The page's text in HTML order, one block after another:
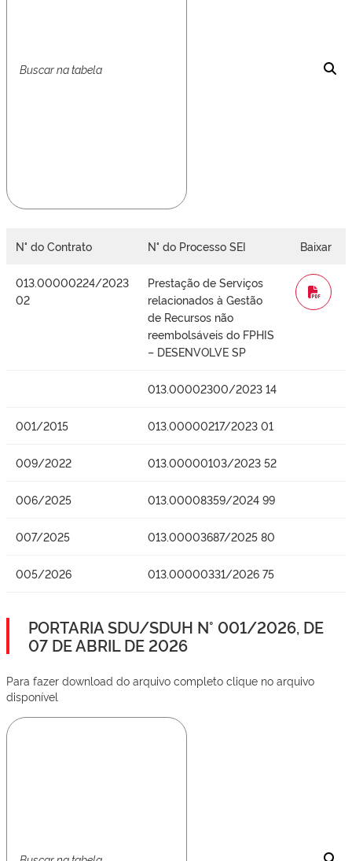
N° do Contrato N° do Processo SEI Baixar
013.00000224/2023
02
Prestação de Serviços
relacionados à Gestão
de Recursos não
reembolsáveis do FPHIS
– DESENVOLVE SP
WORD
013.00002300/2023 14
001/2015 013.00000217/2023 01
009/2022 013.00000103/2023 52
006/2025 013.00008359/2024 99
007/2025 013.00003687/2025 80
005/2026 013.00000331/2026 75
PORTARIA SDU/SDUH N° 001/2026, DE
07 DE ABRIL DE 2026
Para fazer download do arquivo completo clique no arquivo
disponível